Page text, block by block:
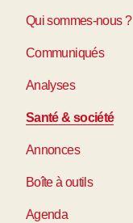
Qui sommes-nous ?
Communiqués
Analyses
Santé & société
Annonces
Boîte à outils
Agenda